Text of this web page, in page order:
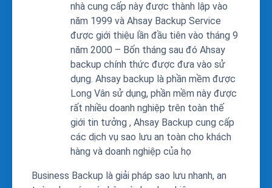
nhà cung cấp này được thành lập vào
năm 1999 và Ahsay Backup Service
được giới thiệu lần đầu tiên vào tháng 9
năm 2000 – Bốn tháng sau đó Ahsay
backup chính thức được đưa vào sử
dụng. Ahsay backup là phần mềm được
Long Vân sử dụng, phần mềm này được
rất nhiều doanh nghiệp trên toàn thế
giới tin tưởng , Ahsay Backup cung cấp
các dịch vụ sao lưu an toàn cho khách
hàng và doanh nghiệp của họ
Business Backup là giải pháp sao lưu nhanh, an